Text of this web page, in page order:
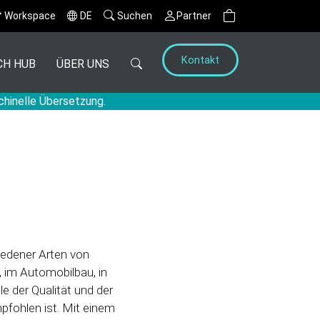
Workspace DE Suchen Partner
Übersetzung.
HUB ÜBER UNS Kontakt
Arten von
im Automobilbau, in
der Qualität und der
ist. Mit einem